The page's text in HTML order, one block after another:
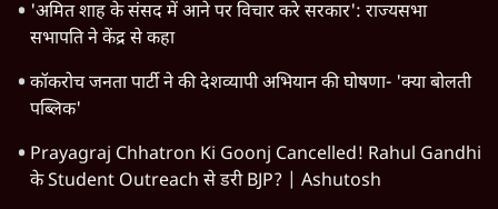
'अमित शाह के संसद में आने पर विचार करे सरकार': राज्यसभा
सभापति ने केंद्र से कहा
कॉकरोच जनता पार्टी ने की देशव्यापी अभियान की घोषणा- 'क्या बोलती
पब्लिक'
Prayagraj Chhatron Ki Goonj Cancelled! Rahul Gandhi
के Student Outreach से डरी BJP? | Ashutosh